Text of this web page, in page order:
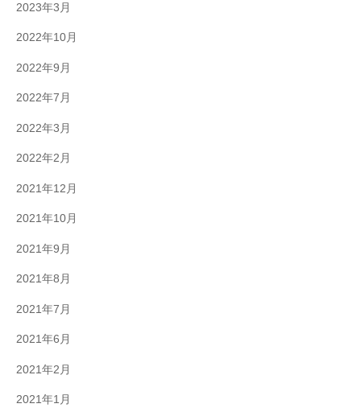
2023年3月
2022年10月
2022年9月
2022年7月
2022年3月
2022年2月
2021年12月
2021年10月
2021年9月
2021年8月
2021年7月
2021年6月
2021年2月
2021年1月